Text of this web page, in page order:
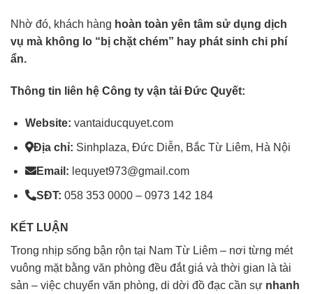
Nhờ đó, khách hàng hoàn toàn yên tâm sử dụng dịch
vụ mà không lo “bị chặt chém” hay phát sinh chi phí
ẩn.
Thông tin liên hệ Công ty vận tải Đức Quyết:
Website: vantaiducquyet.com
Địa chỉ: Sinhplaza, Đức Diễn, Bắc Từ Liêm, Hà Nội
Email: lequyet973@gmail.com
SĐT: 058 353 0000 – 0973 142 184
KẾT LUẬN
Trong nhịp sống bận rộn tại Nam Từ Liêm – nơi từng mét
vuông mặt bằng văn phòng đều đắt giá và thời gian là tài
sản – việc chuyển văn phòng, di dời đồ đạc cần sự nhanh